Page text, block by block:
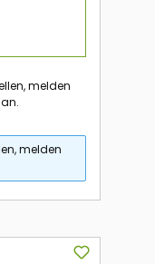
melden
melden